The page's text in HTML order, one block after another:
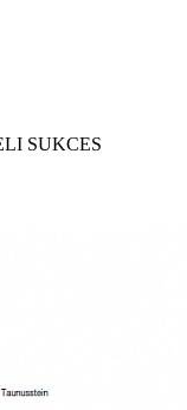
SUKCES